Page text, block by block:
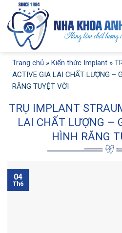
content
Trang chủ » Kiến thức Implant »
ACTIVE GIA LAI CHẤT LƯỢNG –
RĂNG TUYỆT VỜI
TRỤ IMPLANT
LAI CHẤT LƯỢNG –
HÌNH RĂNG
04
Th6